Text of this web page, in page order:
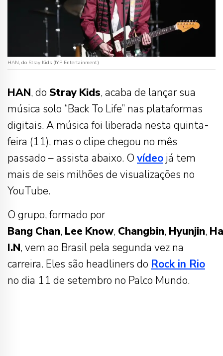
HAN, do Stray Kids (JYP Entertainment)
HAN, do Stray Kids, acaba de lançar sua
música solo “Back To Life” nas plataformas
digitais. A música foi liberada nesta quinta-
feira (11), mas o clipe chegou no mês
passado – assista abaixo. O vídeo já tem
mais de seis milhões de visualizações no
YouTube.
O grupo, formado por
Bang Chan, Lee Know, Changbin, Hyunjin,
I.N, vem ao Brasil pela segunda vez na
carreira. Eles são headliners do Rock in Rio
no dia 11 de setembro no Palco Mundo.